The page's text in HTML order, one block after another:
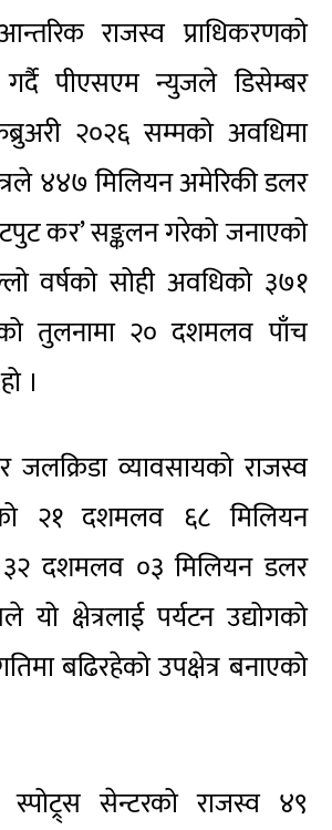
राजस्व प्राधिकरणको
गर्दै पीएसएम न्युजले डिसेम्बर
२०२६ सम्मको अवधिमा
४४७ मिलियन अमेरिकी डलर
कर’ सङ्कलन गरेको जनाएको
वर्षको सोही अवधिको ३७१
तुलनामा २० दशमलव पाँच
।
जलक्रिडा व्यावसायको राजस्व
२१ दशमलव ६८ मिलियन
दशमलव ०३ मिलियन डलर
क्षेत्रलाई पर्यटन उद्योगको
बढिरहेको उपक्षेत्र बनाएको
सेन्टरको राजस्व ४९